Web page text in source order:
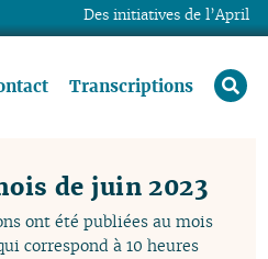
Transcriptions
de juin 2023
ont été publiées au mois
correspond à 10 heures
Des initiatives de l’April